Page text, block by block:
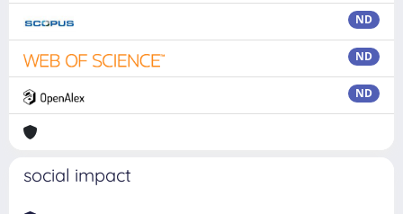
ND
ND
ND
social impact